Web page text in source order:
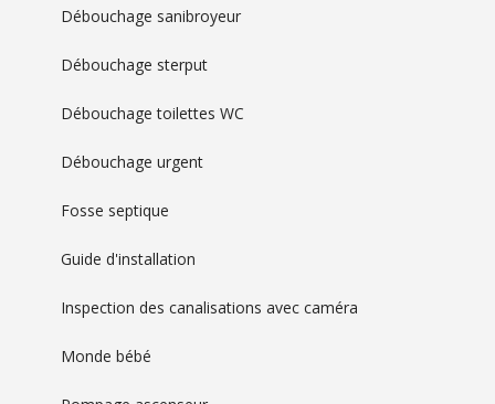
Débouchage sanibroyeur
Débouchage sterput
Débouchage toilettes WC
Débouchage urgent
Fosse septique
Guide d'installation
Inspection des canalisations avec caméra
Monde bébé